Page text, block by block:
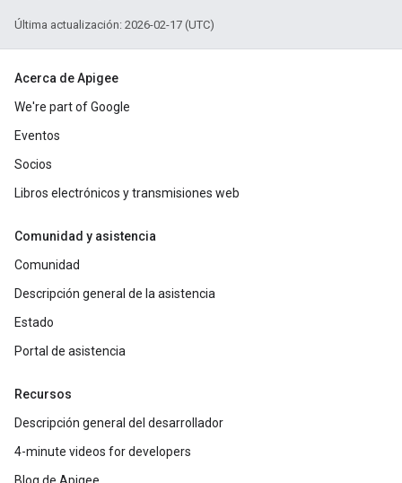
Última actualización: 2026-02-17 (UTC)
Acerca de Apigee
We're part of Google
Eventos
Socios
Libros electrónicos y transmisiones web
Comunidad y asistencia
Comunidad
Descripción general de la asistencia
Estado
Portal de asistencia
Recursos
Descripción general del desarrollador
4-minute videos for developers